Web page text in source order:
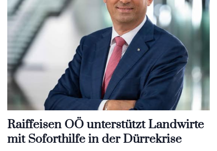
Raiffeisen OÖ unterstützt Landwirte
mit Soforthilfe in der Dürrekrise